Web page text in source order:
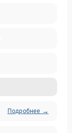
Подробнее →